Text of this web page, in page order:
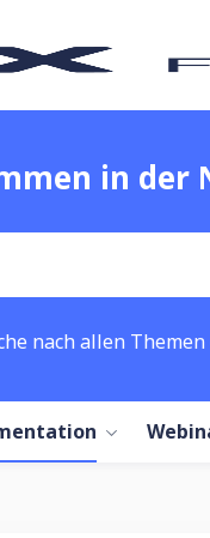
in der
nach allen